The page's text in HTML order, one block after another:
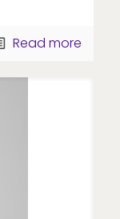
Read more